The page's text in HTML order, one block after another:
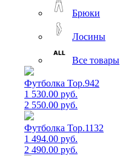
Брюки
Лосины
Все товары
Футболка Top.942
1 530.00 руб.
2 550.00 руб.
Футболка Top.1132
1 494.00 руб.
2 490.00 руб.